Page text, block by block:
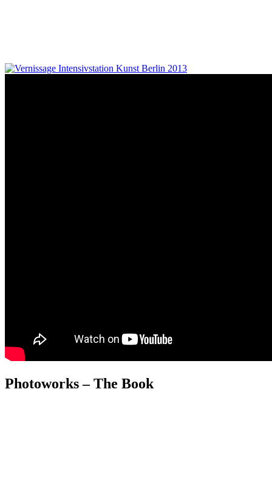
Photoworks – The Book